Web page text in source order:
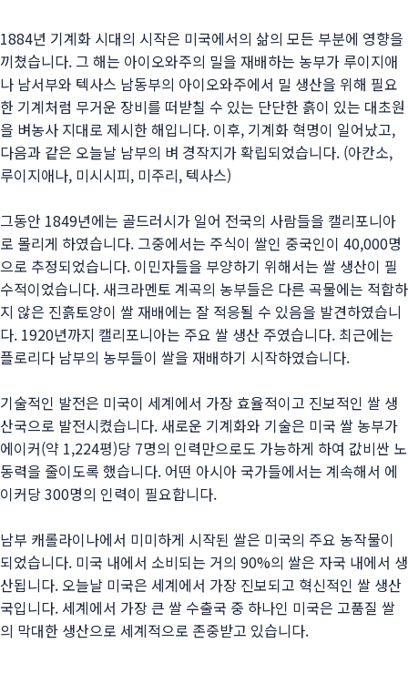
1884년 기계화 시대의 시작은 미국에서의 삶의 모든 부분에 영향을
끼쳤습니다. 그 해는 아이오와주의 밀을 재배하는 농부가 루이지애
나 남서부와 텍사스 남동부의 아이오와주에서 밀 생산을 위해 필요
한 기계처럼 무거운 장비를 떠받칠 수 있는 단단한 흙이 있는 대초원
을 벼농사 지대로 제시한 해입니다. 이후, 기계화 혁명이 일어났고,
다음과 같은 오늘날 남부의 벼 경작지가 확립되었습니다. (아칸소,
루이지애나, 미시시피, 미주리, 텍사스)
그동안 1849년에는 골드러시가 일어 전국의 사람들을 캘리포니아
로 몰리게 하였습니다. 그중에서는 주식이 쌀인 중국인이 40,000명
으로 추정되었습니다. 이민자들을 부양하기 위해서는 쌀 생산이 필
수적이었습니다. 새크라멘토 계곡의 농부들은 다른 곡물에는 적합하
지 않은 진흙토양이 쌀 재배에는 잘 적응될 수 있음을 발견하였습니
다. 1920년까지 캘리포니아는 주요 쌀 생산 주였습니다. 최근에는
플로리다 남부의 농부들이 쌀을 재배하기 시작하였습니다.
기술적인 발전은 미국이 세계에서 가장 효율적이고 진보적인 쌀 생
산국으로 발전시켰습니다. 새로운 기계화와 기술은 미국 쌀 농부가
에이커(약 1,224평)당 7명의 인력만으로도 가능하게 하여 값비싼 노
동력을 줄이도록 했습니다. 어떤 아시아 국가들에서는 계속해서 에
이커당 300명의 인력이 필요합니다.
남부 캐롤라이나에서 미미하게 시작된 쌀은 미국의 주요 농작물이
되었습니다. 미국 내에서 소비되는 거의 90%의 쌀은 자국 내에서 생
산됩니다. 오늘날 미국은 세계에서 가장 진보되고 혁신적인 쌀 생산
국입니다. 세계에서 가장 큰 쌀 수출국 중 하나인 미국은 고품질 쌀
의 막대한 생산으로 세계적으로 존중받고 있습니다.